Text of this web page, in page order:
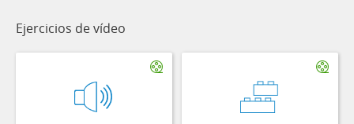
Ejercicios de vídeo